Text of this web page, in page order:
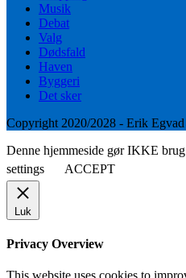
Musik
Debat
Valg
Dødsfald
Haven
Byggeri
Det sker
Copyright 2020/2028 - Erik Egvad
Denne hjemmeside gør IKKE
settings
ACCEPT
Luk
Privacy Overview